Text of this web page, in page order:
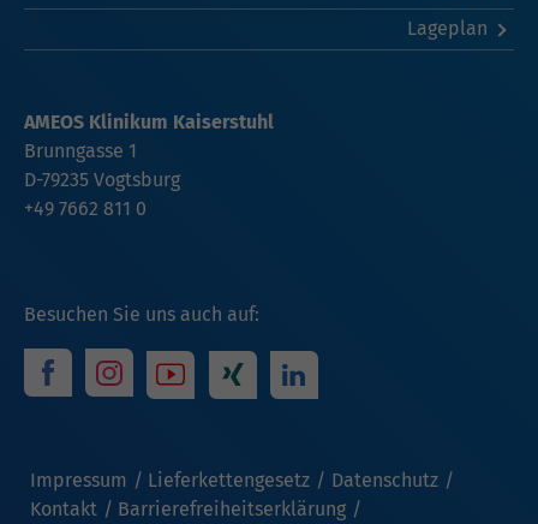
Lageplan
Besuchen Sie uns auch auf:
Impressum Lieferkettengesetz
Datenschutz
Kontakt
Barrierefreiheitserklärung
AMEOS Klinikum Kaiserstuhl
Brunngasse 1
D-79235 Vogtsburg
+49 7662 811 0